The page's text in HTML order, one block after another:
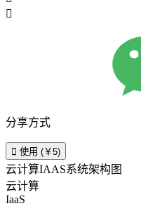

分享方式
 使用 (￥5)
云计算IAAS系统架构图
云计算
IaaS